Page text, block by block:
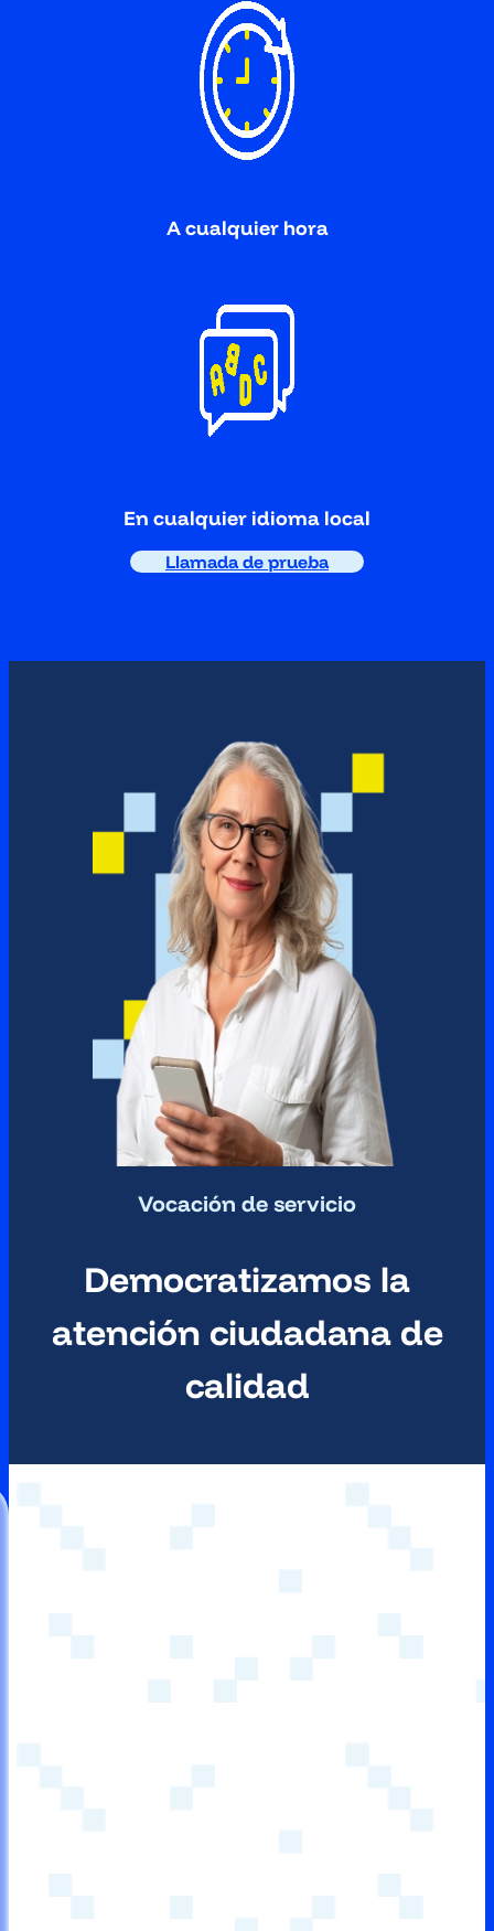
A cualquier hora
En cualquier idioma local
Llamada de prueba
Vocación de servicio
Democratizamos la
atención ciudadana de
calidad